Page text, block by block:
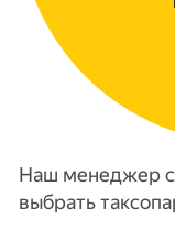
Наш менеджер
выбрать